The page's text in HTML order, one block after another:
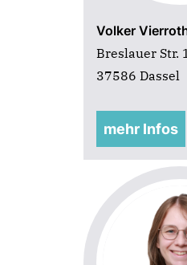
Volker
Breslauer Str.
37586 Dassel
mehr Infos